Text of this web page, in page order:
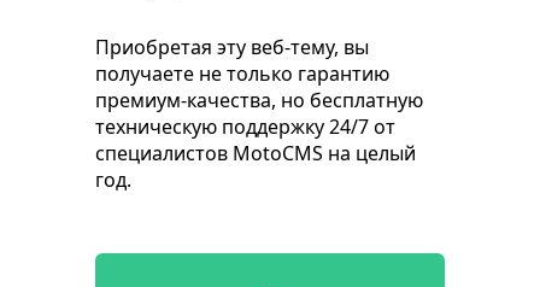
Приобретая эту веб-тему, вы
получаете не только гарантию
премиум-качества, но бесплатную
техническую поддержку 24/7 от
специалистов MotoCMS на целый
год.